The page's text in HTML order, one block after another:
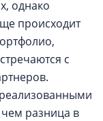
однако
происходит
с
разница в